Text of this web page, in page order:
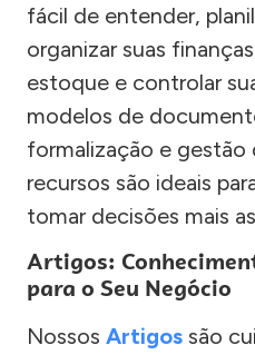
fácil de entender,
organizar suas
estoque e controlar
modelos de
formalização e gestão
recursos são ideais
tomar decisões mais
Artigos:
para o Seu Negócio
Nossos Artigos são